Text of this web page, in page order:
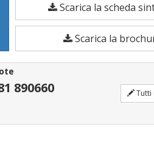
Sailing
Stöberl
Scarica la scheda
Scarica la
890660 Tutti